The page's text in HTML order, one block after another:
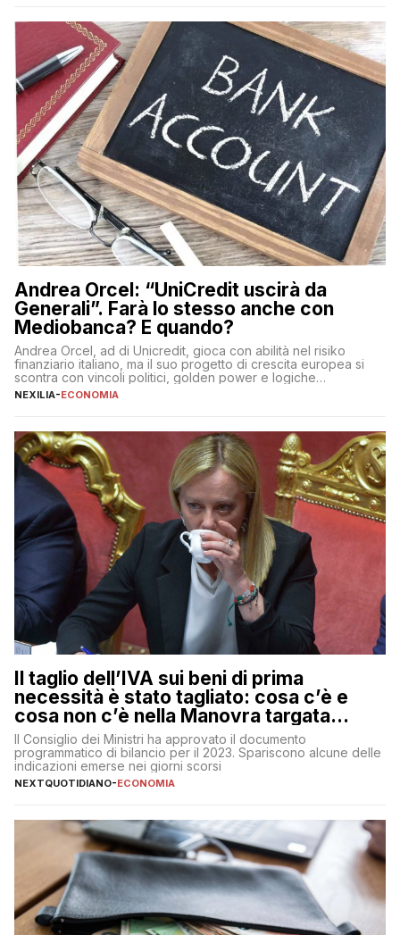
sulle criptovalute: […]
Andrea Orcel: “UniCredit uscirà da
Generali”. Farà lo stesso anche con
Mediobanca? E quando?
Andrea Orcel, ad di Unicredit, gioca con abilità nel risiko
finanziario italiano, ma il suo progetto di crescita europea si
scontra con vincoli politici, golden power e logiche
protezionistiche. Orcel e la mossa su Generali Andrea Orcel,
NEXILIA-ECONOMIA
Il taglio dell’IVA sui beni di prima
necessità è stato tagliato: cosa c’è e
cosa non c’è nella Manovra targata
Meloni
Il Consiglio dei Ministri ha approvato il documento
programmatico di bilancio per il 2023. Spariscono alcune delle
indicazioni emerse nei giorni scorsi
NEXTQUOTIDIANO-ECONOMIA